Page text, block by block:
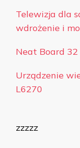
Telewizja dla
wdrożenie i
Neat Board 32
Urządzenie
L6270
zzzzz